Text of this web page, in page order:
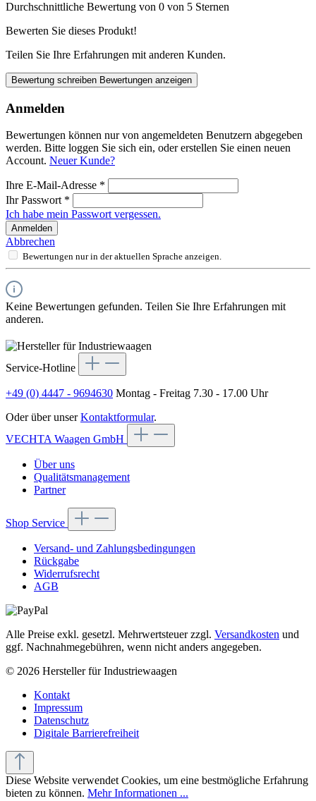
Durchschnittliche Bewertung von 0 von 5 Sternen
Bewerten Sie dieses Produkt!
Teilen Sie Ihre Erfahrungen mit anderen Kunden.
Bewertung schreiben Bewertungen anzeigen
Anmelden
Bewertungen können nur von angemeldeten Benutzern abgegeben
werden. Bitte loggen Sie sich ein, oder erstellen Sie einen neuen
Account. Neuer Kunde?
Ihre E-Mail-Adresse *
Ihr Passwort *
Ich habe mein Passwort vergessen.
Anmelden
Abbrechen
Bewertungen nur in der aktuellen Sprache anzeigen.
Keine Bewertungen gefunden. Teilen Sie Ihre Erfahrungen mit
anderen.
Service-Hotline
+49 (0) 4447 - 9694630 Montag - Freitag 7.30 - 17.00 Uhr
Oder über unserKontaktformular.
VECHTA Waagen GmbH
Über uns
Qualitätsmanagement
Partner
Shop Service
Versand- und Zahlungsbedingungen
Rückgabe
Widerrufsrecht
AGB
Alle Preise exkl. gesetzl. Mehrwertsteuer zzgl. Versandkosten und
ggf. Nachnahmegebühren, wenn nicht anders angegeben.
© 2026 Hersteller für Industriewaagen
Kontakt
Impressum
Datenschutz
Digitale Barrierefreiheit
Diese Website verwendet Cookies, um eine bestmögliche Erfahrung
bieten zu können. Mehr Informationen ...